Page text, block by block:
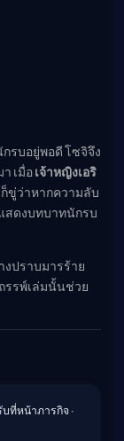
รบอยู่พอดี โซจิจึง
เมื่อเจ้าหญิงเอริ
ขู่ว่าหากความลับ
สดงบทบาทนักรบ
ปราบมารร้าย
รรพ์เล่มนั้นช่วย
ที่หน้าภารกิจ ·